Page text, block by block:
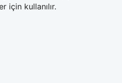
için kullanılır.